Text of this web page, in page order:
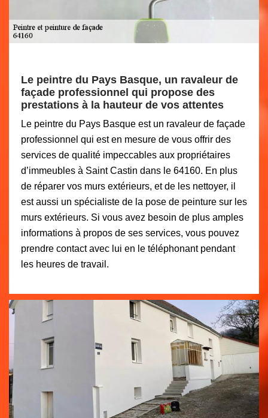
Le peintre du Pays Basque, un ravaleur de
façade professionnel qui propose des
prestations à la hauteur de vos attentes
Le peintre du Pays Basque est un ravaleur de façade
professionnel qui est en mesure de vous offrir des
services de qualité impeccables aux propriétaires
d’immeubles à Saint Castin dans le 64160. En plus
de réparer vos murs extérieurs, et de les nettoyer, il
est aussi un spécialiste de la pose de peinture sur les
murs extérieurs. Si vous avez besoin de plus amples
informations à propos de ses services, vous pouvez
prendre contact avec lui en le téléphonant pendant
les heures de travail.